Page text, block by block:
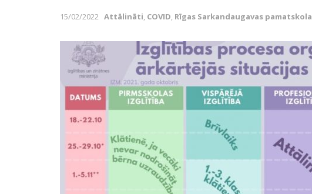
15/02/2022 Attālināti, COVID, Rīgas Sarkandaugavas pamatskola